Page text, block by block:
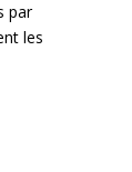
par
les